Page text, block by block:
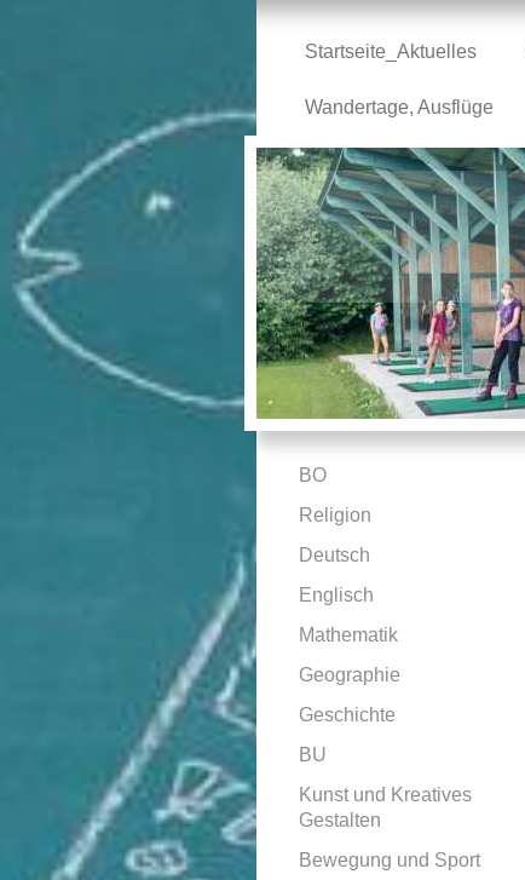
Startseite_Aktuelles
Wandertage, Ausflüge
BO
Religion
Deutsch
Englisch
Mathematik
Geographie
Geschichte
BU
Kunst und Kreatives
Gestalten
Bewegung und Sport